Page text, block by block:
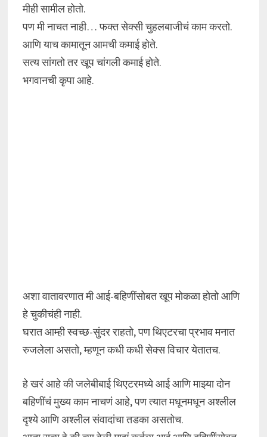
मीही सामील होतो.
पण मी नाचत नाही… फक्त सेक्सी चुहलबाजीचं काम करतो.
आणि याच कामातून आमची कमाई होते.
सत्य सांगतो तर खूप चांगली कमाई होते.
भगवानची कृपा आहे.
अशा वातावरणात मी आई-बहिणींसोबत खूप मोकळा होतो आणि
हे चुकीचंही नाही.
घरात आम्ही स्वच्छ-सुंदर राहतो, पण थिएटरचा प्रभाव मनात
रुजलेला असतो, म्हणून कधी कधी सेक्स विचार येतातच.
हे खरं आहे की जलेबीबाई थिएटरमध्ये आई आणि माझ्या दोन
बहिणींचं मुख्य काम नाचणं आहे, पण त्यात मधूनमधून अश्लील
दृश्ये आणि अश्लील संवादांचा तडका असतोच.